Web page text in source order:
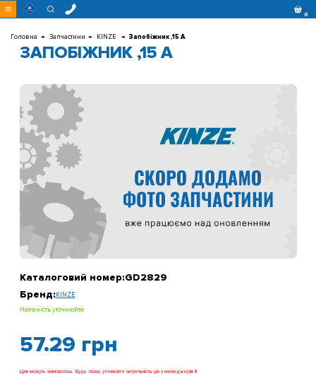
Перейти
до 0
Головна Запчастини KINZE Запобіжник ,15 А
ЗАПОБІЖНИК ,15 А
Каталоговий номер:GD2829
Бренд:KINZE
Наявність уточнюйте
57.29 грн
Ціни можуть змінюватись. Будь ласка, уточнюйте актуальність цін у менеджерів !!!